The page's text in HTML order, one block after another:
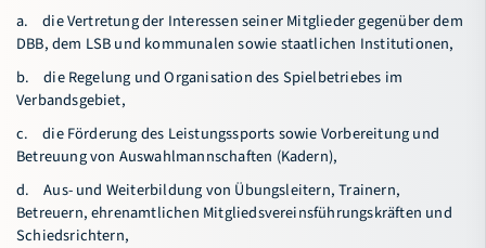
a. die Vertretung der Interessen seiner Mitglieder gegenüber dem
DBB, dem LSB und kommunalen sowie staatlichen Institutionen,
b. die Regelung und Organisation des Spielbetriebes im
Verbandsgebiet,
c. die Förderung des Leistungssports sowie Vorbereitung und
Betreuung von Auswahlmannschaften (Kadern),
d. Aus- und Weiterbildung von Übungsleitern, Trainern,
Betreuern, ehrenamtlichen Mitgliedsvereinsführungskräften und
Schiedsrichtern,